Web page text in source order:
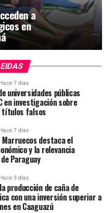
a
en
Hace 7 días
universidades públicas
en investigación sobre
títulos falsos
Hace 7 días
Marruecos destaca el
y la relevancia
Paraguay
Hace 3 días
producción de caña de
con una inversión superior a
en Caaguazú